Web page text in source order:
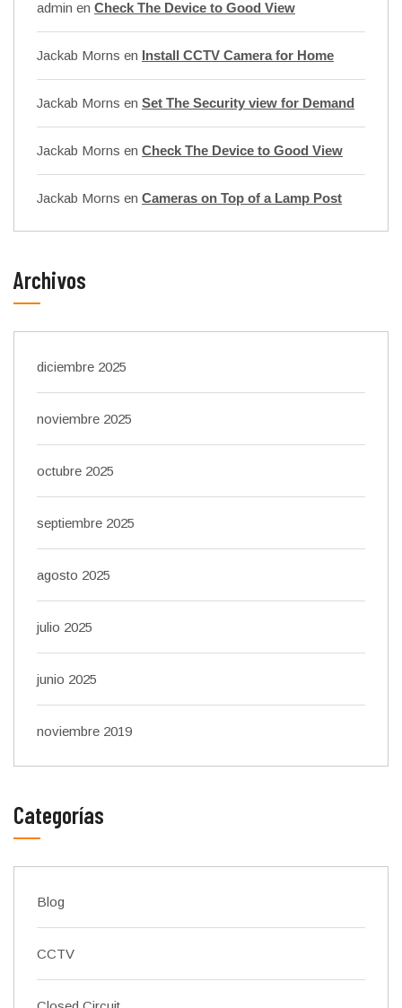
admin en Check The Device to Good View
Jackab Morns en Install CCTV Camera for Home
Jackab Morns en Set The Security view for Demand
Jackab Morns en Check The Device to Good View
Jackab Morns en Cameras on Top of a Lamp Post
Archivos
diciembre 2025
noviembre 2025
octubre 2025
septiembre 2025
agosto 2025
julio 2025
junio 2025
noviembre 2019
Categorías
Blog
CCTV